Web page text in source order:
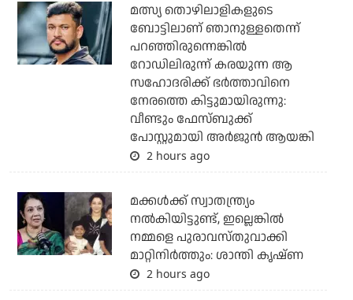
മത്സ്യ തൊഴിലാളികളുടെ
ബോട്ടിലാണ് ഞാനുള്ളതെന്ന്
പറഞ്ഞിരുന്നെങ്കില്‍
റോഡിലിരുന്ന് കരയുന്ന ആ
സഹോദരിക്ക് ഭര്‍ത്താവിനെ
നേരത്തെ കിട്ടുമായിരുന്നു:
വീണ്ടും ഫേസ്ബുക്ക്
പോസ്റ്റുമായി അര്‍ജുന്‍ ആയങ്കി
2 hours ago
മക്കൾക്ക് സ്വാതന്ത്ര്യം
നൽകിയിട്ടുണ്ട്, ഇല്ലെങ്കിൽ
നമ്മളെ പുരാവസ്തുവാക്കി
മാറ്റിനിർത്തും: ശാന്തി കൃഷ്ണ
2 hours ago